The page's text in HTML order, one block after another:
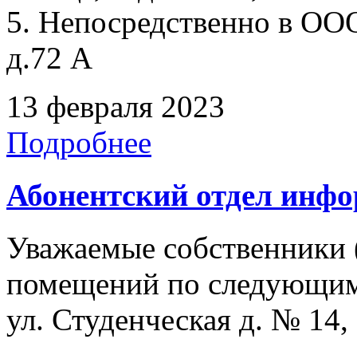
5. Непосредственно в
д.72 А
13 февраля 2023
Подробнее
Абонентский отдел
Уважаемые
помещений по
ул. Студенческая д. №